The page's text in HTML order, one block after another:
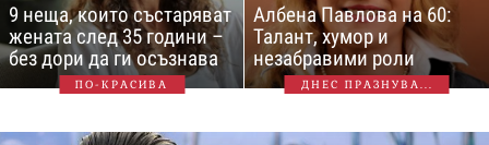
9 неща, които състаряват
жената след 35 години –
без дори да ги осъзнава
ПО-КРАСИВА
Албена Павлова на 60:
Талант, хумор и
незабравими роли
ДНЕС ПРАЗНУВА...